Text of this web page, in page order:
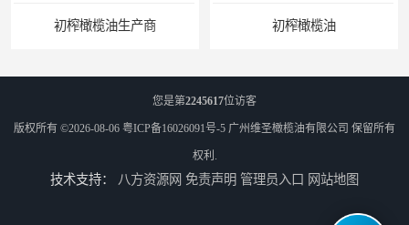
初榨橄榄油 橄榄油生产厂家
您是第2245617位访客
版权所有 ©2026-08-06 粤ICP备16026091号-5 广州维圣橄榄油有限公司 保留所有
权利.
技术支持： 八方资源网 免责声明 管理员入口 网站地图